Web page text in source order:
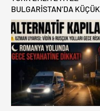
BULGARİSTAN’DA KÜÇÜK
HATA, ARACINA 6 AY EL
KONULMASINA YOL AÇTI